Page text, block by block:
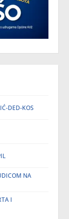
DED-KOS
NA
I